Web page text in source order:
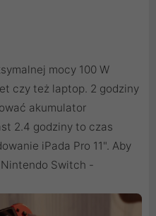
mocy 100 W
czy też laptop. 2 godziny
akumulator
2.4 godziny to czas
iPada Pro 11". Aby
Switch -